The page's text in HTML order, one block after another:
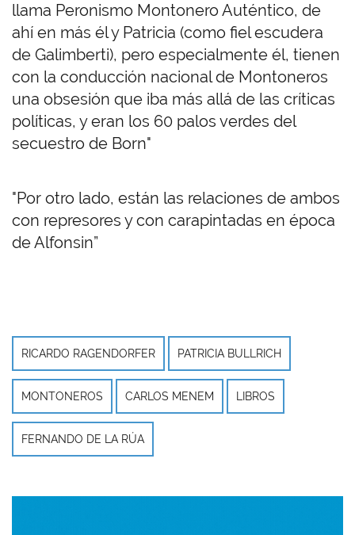
llama Peronismo Montonero Auténtico, de
ahí en más él y Patricia (como fiel escudera
de Galimberti), pero especialmente él, tienen
con la conducción nacional de Montoneros
una obsesión que iba más allá de las críticas
políticas, y eran los 60 palos verdes del
secuestro de Born"
"Por otro lado, están las relaciones de ambos
con represores y con carapintadas en época
de Alfonsin”
RICARDO RAGENDORFER PATRICIA BULLRICH
MONTONEROS CARLOS MENEM LIBROS
FERNANDO DE LA RÚA